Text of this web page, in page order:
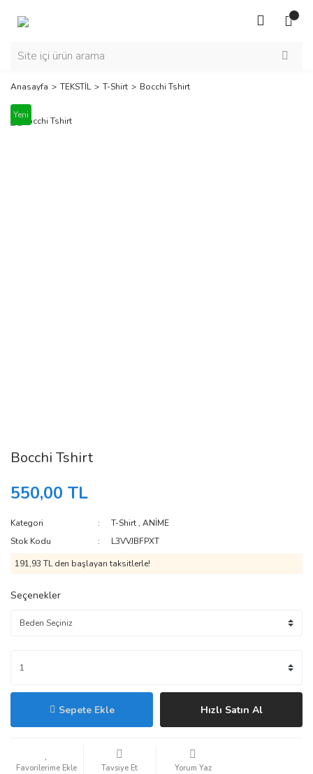
Anasayfa TEKSTİL T-Shirt Bocchi Tshirt
Yeni
Bocchi Tshirt
550,00 TL
Kategori T-Shirt ,ANİME
Stok Kodu
L3VVJBFPXT
191,93 TL den başlayan taksitlerle!
Seçenekler
Sepete Ekle Hızlı Satın Al
Tavsiye Et Yorum Yaz